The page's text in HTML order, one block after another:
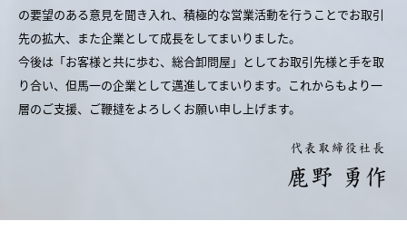
の要望のある意見を聞き入れ、積極的な営業活動を行うことでお取引
先の拡大、また企業として成長をしてまいりました。
今後は「お客様と共に歩む、総合卸問屋」としてお取引先様と手を取
り合い、但馬一の企業として邁進してまいります。これからもより一
層のご支援、ご鞭撻をよろしくお願い申し上げます。
代表取締役社長
鹿野 勇作